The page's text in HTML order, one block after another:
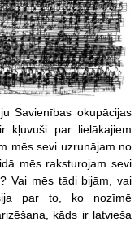
Savienības okupācijas
kļuvuši par lielākajiem
mēs sevi uzrunājam no
mēs raksturojam sevi
Vai mēs tādi bijām, vai
par to, ko nozīmē
kāds ir latvieša